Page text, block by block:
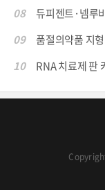
08
듀피젠트·넴루
09
품절의약품 지
10
RNA 치료제 판